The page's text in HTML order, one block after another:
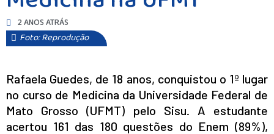
2 ANOS ATRÁS
Foto: Reprodução
Rafaela Guedes, de 18 anos, conquistou o 1º lugar
no curso de Medicina da Universidade Federal de
Mato Grosso (UFMT) pelo Sisu. A estudante
acertou 161 das 180 questões do Enem (89%),